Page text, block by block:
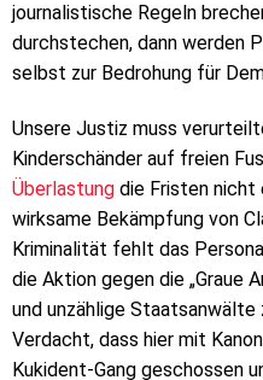
journalistische Regeln
durchstechen, dann werden
selbst zur Bedrohung für
Unsere Justiz muss
Kinderschänder auf freien
Überlastung die Fristen nicht
wirksame Bekämpfung von
Kriminalität fehlt das
die Aktion gegen die „Graue
und unzählige Staatsanwälte
Verdacht, dass hier mit
Kukident-Gang geschossen